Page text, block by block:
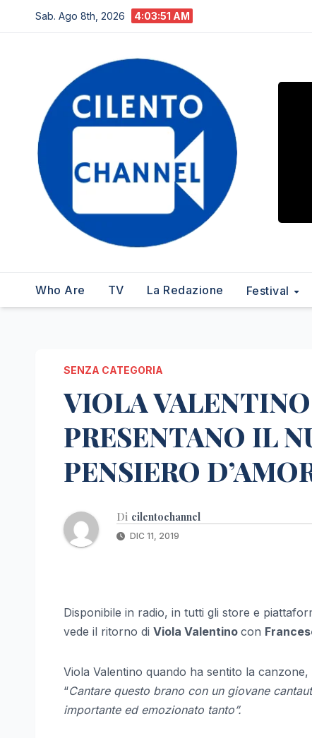
al
Sab. Ago 8th, 2026 4:03:53 AM
Who Are TV La Redazione Festival
SENZA CATEGORIA
VIOLA
PRESENTANO IL
PENSIERO
Di cilentochannel
DIC 11, 2019
Disponibile in radio, in tutti gli store e
vede il ritorno di Viola Valentino con
Viola Valentino quando ha sentito la
“Cantare questo brano con un giovane
importante ed emozionato tanto”.